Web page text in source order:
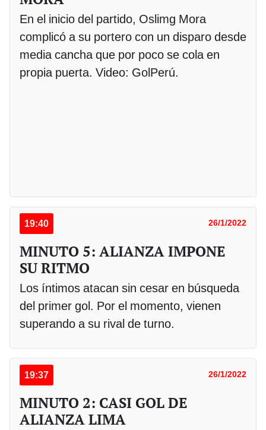
En el inicio del partido, Oslimg Mora
complicó a su portero con un disparo desde
media cancha que por poco se cola en
propia puerta. Video: GolPerú.
19:40 26/1/2022
MINUTO 5: ALIANZA IMPONE
SU RITMO
Los íntimos atacan sin cesar en búsqueda
del primer gol. Por el momento, vienen
superando a su rival de turno.
19:37 26/1/2022
MINUTO 2: CASI GOL DE
ALIANZA LIMA